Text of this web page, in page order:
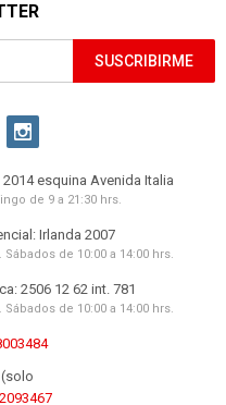
SUSCRIBIRME

esquina Avenida Italia
de 9 a 21:30 hrs.
Irlanda 2007
de 10:00 a 14:00 hrs.
2506 12 62 int. 781
de 10:00 a 14:00 hrs.